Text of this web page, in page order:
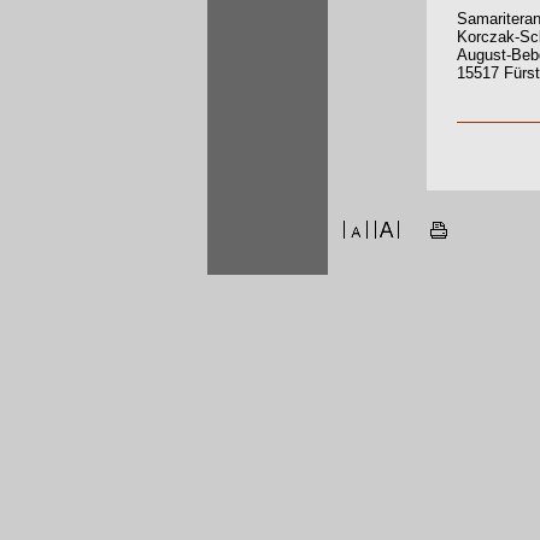
Korczak-
August-
15517